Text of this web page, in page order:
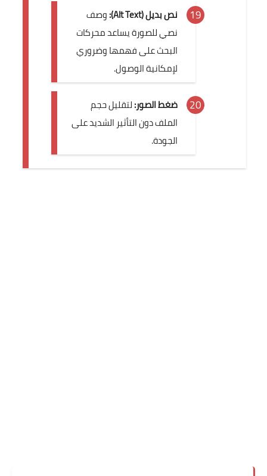
نص بديل (Alt Text):
وصف
نصي للصورة يساعد محركات
البحث على فهمها وضروري
لإمكانية الوصول.
ضغط الصور:لتقليل حجم
الملف دون التأثير الشديد على
الجودة.